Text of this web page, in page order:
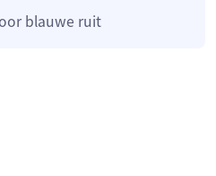
blauwe ruit